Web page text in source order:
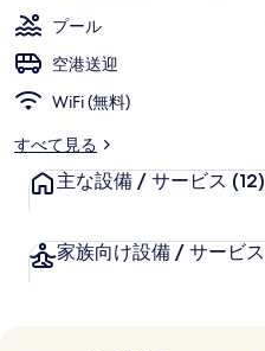
ラ
リ
ー
プール
空港送迎
WiFi (無料)
すべて見る
主な設備 / サービス (12)
家族向け設備 / サービス